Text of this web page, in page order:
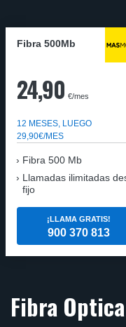
Fibra 500Mb
24,90 €/mes
12 MESES, LUEGO
29,90€/MES
Fibra 500 Mb
Llamadas ilimitadas
fijo
¡LLAMA GRATIS!
900 370 813
Fibra